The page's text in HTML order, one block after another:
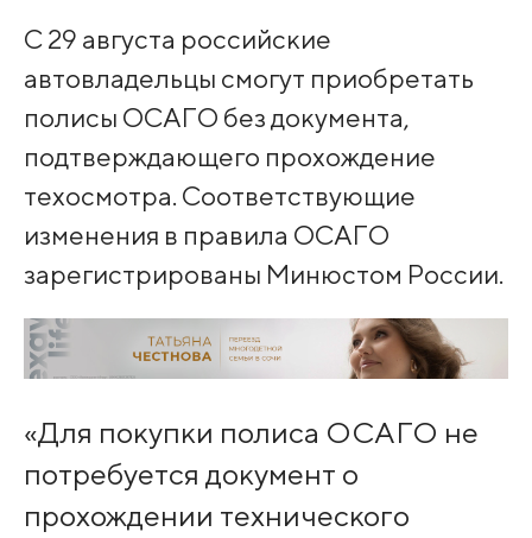
С 29 августа российские
автовладельцы смогут приобретать
полисы ОСАГО без документа,
подтверждающего прохождение
техосмотра. Соответствующие
изменения в правила ОСАГО
зарегистрированы Минюстом России.
«Для покупки полиса ОСАГО не
потребуется документ о
прохождении технического